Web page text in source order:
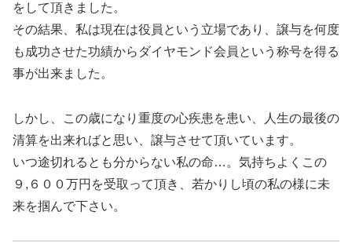
をして頂きました。
その結果、私は現在は役員という立場であり、譲与を何度
も成功させた功績からダイヤモンド会員という称号を得る
事が出来ました。
しかし、この歳になり重度の心疾患を患い、人生の最後の
清算を出来ればと思い、譲与させて頂いています。
いつ途切れるとも分からない私の命…。気持ちよくこの
９,６００万円を受取って頂き、若かりし頃の私の様に未
来を掴んで下さい。